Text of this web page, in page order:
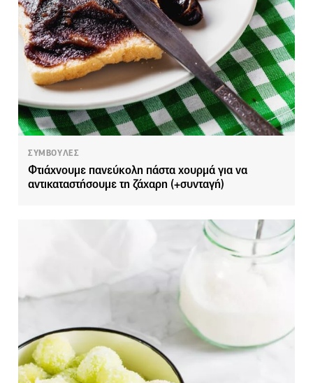
ΣΥΜΒΟΥΛΕΣ
Φτιάχνουμε πανεύκολη πάστα χουρμά για να
αντικαταστήσουμε τη ζάχαρη (+συνταγή)